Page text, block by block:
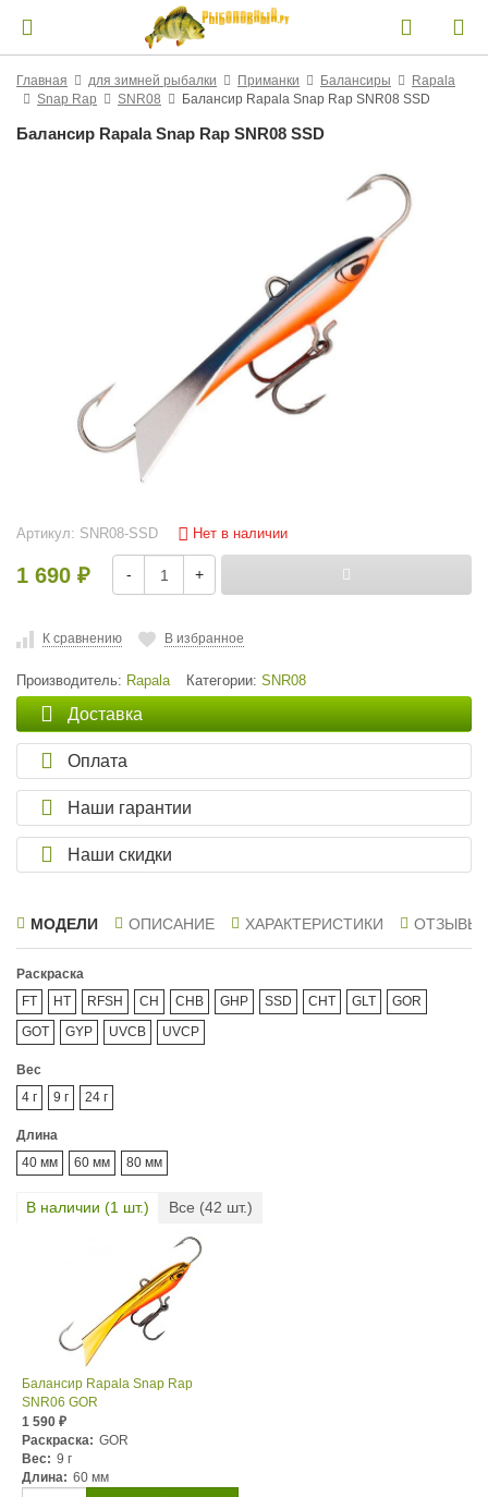
Главная для зимней рыбалки Приманки Балансиры
Rapala
Snap Rap
SNR08 Балансир Rapala Snap Rap SNR08 SSD
Балансир Rapala Snap Rap SNR08 SSD
Артикул: SNR08-SSD Нет в наличии
1 690 ₽ - +
К сравнению В избранное
Производитель: Rapala Категории: SNR08
Доставка
Оплата
Наши гарантии
Наши скидки
МОДЕЛИ ОПИСАНИЕ ХАРАКТЕРИСТИКИ ОТЗЫВЫ
Раскраска
FT
HT RFSH CH CHB GHP SSD CHT GLT
GOR
GOT
GYP UVCB UVCP
Вес
4 г
9 г 24 г
Длина
40 мм
60 мм 80 мм
В наличии (1 шт.) Все (42 шт.)
Балансир Rapala Snap Rap
SNR06 GOR
1 590 ₽
Раскраска: GOR
Вес: 9 г
Длина: 60 мм